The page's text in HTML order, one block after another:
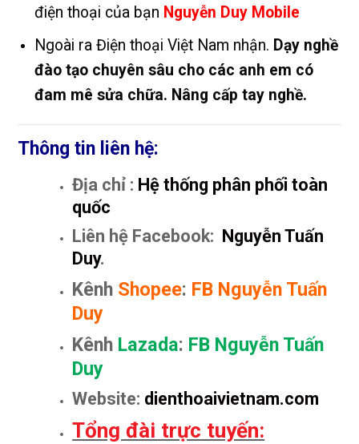
điện thoại của bạn Nguyễn Duy Mobile
Ngoài ra Điện thoại Việt Nam nhận. Dạy nghề
đào tạo chuyên sâu cho các anh em có
đam mê sửa chữa. Nâng cấp tay nghề.
Thông tin liên hệ:
Địa chỉ : Hệ thống phân phối toàn
quốc
Liên hệ Facebook: Nguyễn Tuấn
Duy.
Kênh Shopee: FB Nguyễn Tuấn
Duy
Kênh Lazada: FB Nguyễn Tuấn
Duy
Website: dienthoaivietnam.com
Tổng đài trực tuyến: